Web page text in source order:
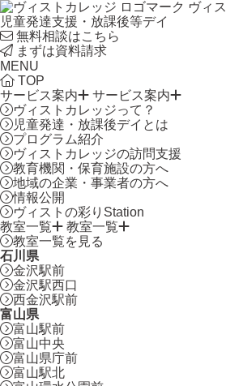
ヴィ
児童発達支援・放課後等デイ
無料相談はこちら
まずは資料請求
MENU
TOP
サービス案内
サービス案内
ヴィストカレッジって？
児童発達・放課後デイとは
プログラム紹介
ヴィストカレッジの訪問支援
教育機関・保育施設の方へ
地域の企業・事業者の方へ
情報公開
ヴィストの彩りStation
教室一覧
教室一覧
教室一覧を見る
石川県
金沢駅前
金沢駅西口
西金沢駅前
富山県
富山駅前
富山中央
富山県庁前
富山駅北